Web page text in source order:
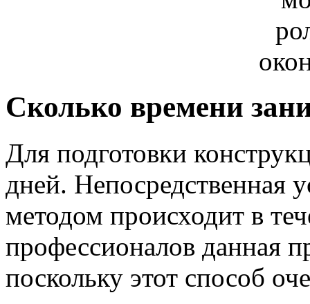
Сколько времени
Для подготовки
дней. Непосредственная
методом происходит в
профессионалов данная
поскольку этот способ